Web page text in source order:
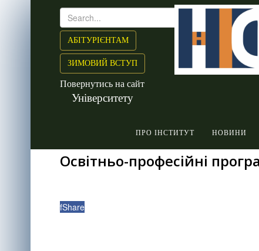
АБІТУРІЄНТАМ
ЗИМОВИЙ ВСТУП
Повернутись на сайт
Університету
ПРО ІНСТИТУТ НОВИНИ
Освітньо-професійні
fShare